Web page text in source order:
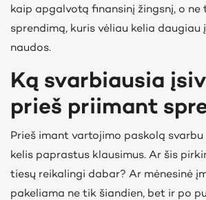
kaip apgalvotą finansinį žingsnį, o ne
sprendimą, kuris vėliau kelia daugiau
naudos.
Ką svarbiausia
prieš priimant
Prieš imant vartojimo paskolą
kelis paprastus klausimus. Ar šis
tiesų reikalingi dabar? Ar mėnesinė
pakeliama ne tik šiandien, bet ir po